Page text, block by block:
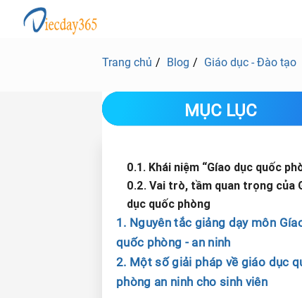
Trang chủ Blog Giáo dục - Đào tạo
MỤC LỤC
0.1. Khái niệm “Gíao dục quốc
0.2. Vai trò, tầm quan trọng của
dục quốc phòng
1. Nguyên tắc giảng dạy môn
quốc phòng - an ninh
2. Một số giải pháp về giáo dục
phòng an ninh cho sinh viên